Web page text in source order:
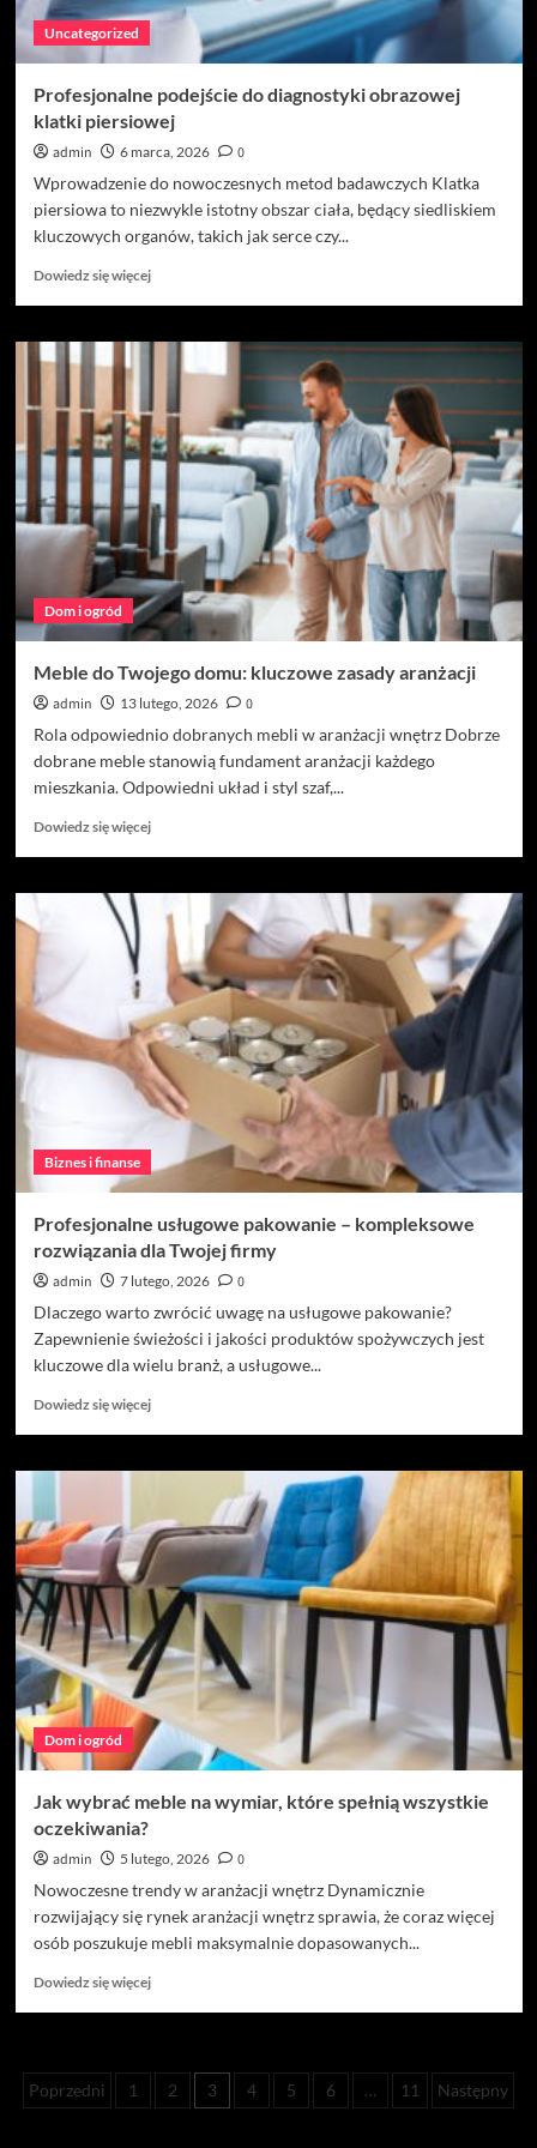
i
pewności
Uncategorized
Profesjonalne podejście do diagnostyki obrazowej
klatki piersiowej
admin 6 marca, 2026
0
Wprowadzenie do nowoczesnych metod badawczych Klatka
piersiowa to niezwykle istotny obszar ciała, będący siedliskiem
kluczowych organów, takich jak serce czy...
Dowiedz się więcejDowiedz
o
do
diagnostyki
obrazowej
klatki
piersiowej
Dom i ogród
Meble do Twojego domu: kluczowe zasady aranżacji
admin 13 lutego, 2026
0
Rola odpowiednio dobranych mebli w aranżacji wnętrz Dobrze
dobrane meble stanowią fundament aranżacji każdego
mieszkania. Odpowiedni układ i styl szaf,...
Dowiedz się więcejDowiedz
o
Meble
Twojego
domu:
kluczowe
zasady
aranżacji
Biznes i finanse
Profesjonalne usługowe pakowanie – kompleksowe
rozwiązania dla Twojej firmy
admin 7 lutego, 2026
0
Dlaczego warto zwrócić uwagę na usługowe pakowanie?
Zapewnienie świeżości i jakości produktów spożywczych jest
kluczowe dla wielu branż, a usługowe...
Dowiedz się więcejDowiedz
o
Profesjonalne
usługowe
pakowanie
–
kompleksowe
rozwiązania
dla
Twojej
firmy
Dom i ogród
Jak wybrać meble na wymiar, które spełnią wszystkie
oczekiwania?
admin 5 lutego, 2026
0
Nowoczesne trendy w aranżacji wnętrz Dynamicznie
rozwijający się rynek aranżacji wnętrz sprawia, że coraz więcej
osób poszukuje mebli maksymalnie dopasowanych...
Dowiedz się więcejDowiedz
Jak
wybrać
Stronicowanie
Poprzedni 1 2 3 4 5 6 … 11 Następny